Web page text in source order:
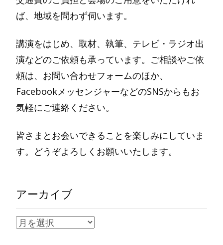
ば、地域を問わず伺います。
講演をはじめ、取材、執筆、テレビ・ラジオ出
演などのご依頼も承っています。ご相談やご依
頼は、お問い合わせフォームのほか、
FacebookメッセンジャーなどのSNSからもお
気軽にご連絡ください。
皆さまとお会いできることを楽しみにしていま
す。どうぞよろしくお願いいたします。
アーカイブ
ア